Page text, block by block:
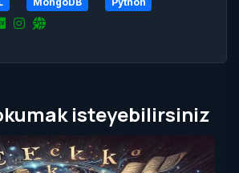
isteyebilirsiniz